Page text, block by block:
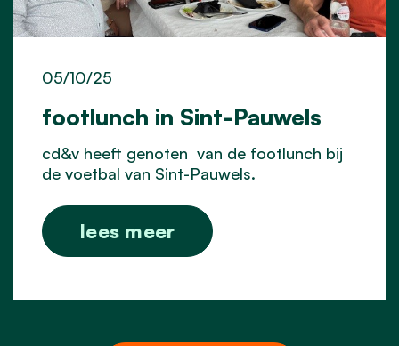
footlunch in Sint-Pauwels
05/10/25
cd&v heeft genoten van de footlunch bij
de voetbal van Sint-Pauwels.
lees meer